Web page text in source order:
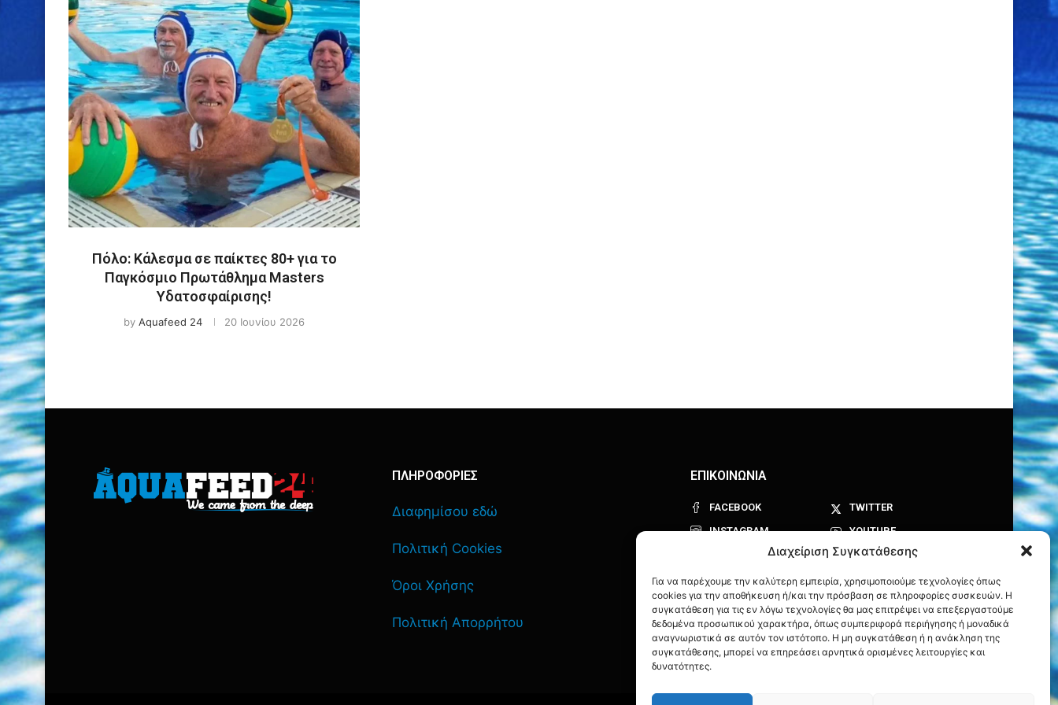
Διαχείριση Συγκατάθεσης
Για να παρέχουμε την καλύτερη εμπειρία, χρησιμοποιούμε τεχνολογίες όπως
cookies για την αποθήκευση ή/και την πρόσβαση σε πληροφορίες συσκευών. Η
συγκατάθεση για τις εν λόγω τεχνολογίες θα μας επιτρέψει να επεξεργαστούμε
δεδομένα προσωπικού χαρακτήρα, όπως συμπεριφορά περιήγησης ή μοναδικά
αναγνωριστικά σε αυτόν τον ιστότοπο. Η μη συγκατάθεση ή η ανάκληση της
συγκατάθεσης, μπορεί να επηρεάσει αρνητικά ορισμένες λειτουργίες και
δυνατότητες.
Πόλο: Κάλεσμα σε παίκτες 80+ για το
Παγκόσμιο Πρωτάθλημα Masters
Υδατοσφαίρισης!
by Aquafeed 24 20 Ιουνίου 2026
ΠΛΗΡΟΦΟΡΙΕΣ
Διαφημίσου εδώ
Πολιτική Cookies
Όροι Χρήσης
Πολιτική Απορρήτου
ΕΠΙΚΟΙΝΩΝΙΑ
FACEBOOK
TWITTER
INSTAGRAM
YOUTUBE